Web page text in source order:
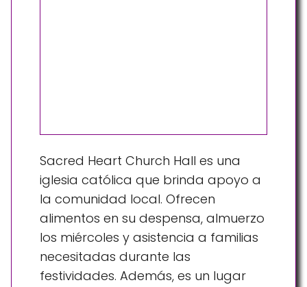
Sacred Heart Church Hall es una
iglesia católica que brinda apoyo a
la comunidad local. Ofrecen
alimentos en su despensa, almuerzo
los miércoles y asistencia a familias
necesitadas durante las
festividades. Además, es un lugar